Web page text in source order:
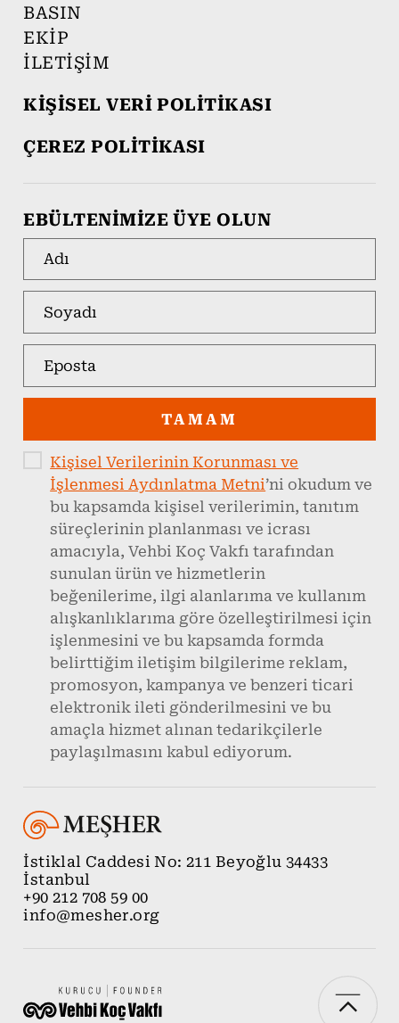
BASIN
EKİP
İLETİŞİM
KİŞİSEL VERİ POLİTİKASI
ÇEREZ POLİTİKASI
EBÜLTENİMİZE ÜYE OLUN
TAMAM
Kişisel Verilerinin Korunması ve
İşlenmesi Aydınlatma Metni’ni okudum ve
bu kapsamda kişisel verilerimin, tanıtım
süreçlerinin planlanması ve icrası
amacıyla, Vehbi Koç Vakfı tarafından
sunulan ürün ve hizmetlerin
beğenilerime, ilgi alanlarıma ve kullanım
alışkanlıklarıma göre özelleştirilmesi için
işlenmesini ve bu kapsamda formda
belirttiğim iletişim bilgilerime reklam,
promosyon, kampanya ve benzeri ticari
elektronik ileti gönderilmesini ve bu
amaçla hizmet alınan tedarikçilerle
paylaşılmasını kabul ediyorum.
İstiklal Caddesi No: 211 Beyoğlu 34433
İstanbul
+90 212 708 59 00
info@mesher.org